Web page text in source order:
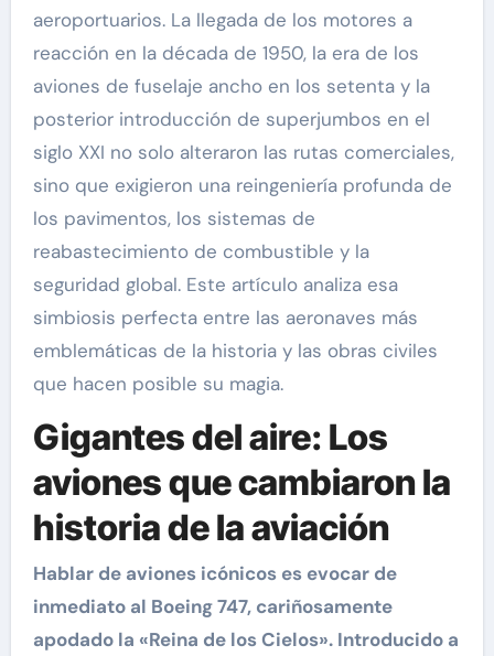
aeroportuarios. La llegada de los motores a
reacción en la década de 1950, la era de los
aviones de fuselaje ancho en los setenta y la
posterior introducción de superjumbos en el
siglo XXI no solo alteraron las rutas comerciales,
sino que exigieron una reingeniería profunda de
los pavimentos, los sistemas de
reabastecimiento de combustible y la
seguridad global. Este artículo analiza esa
simbiosis perfecta entre las aeronaves más
emblemáticas de la historia y las obras civiles
que hacen posible su magia.
Gigantes del aire: Los
aviones que cambiaron la
historia de la aviación
Hablar de aviones icónicos es evocar de
inmediato al Boeing 747, cariñosamente
apodado la «Reina de los Cielos». Introducido a